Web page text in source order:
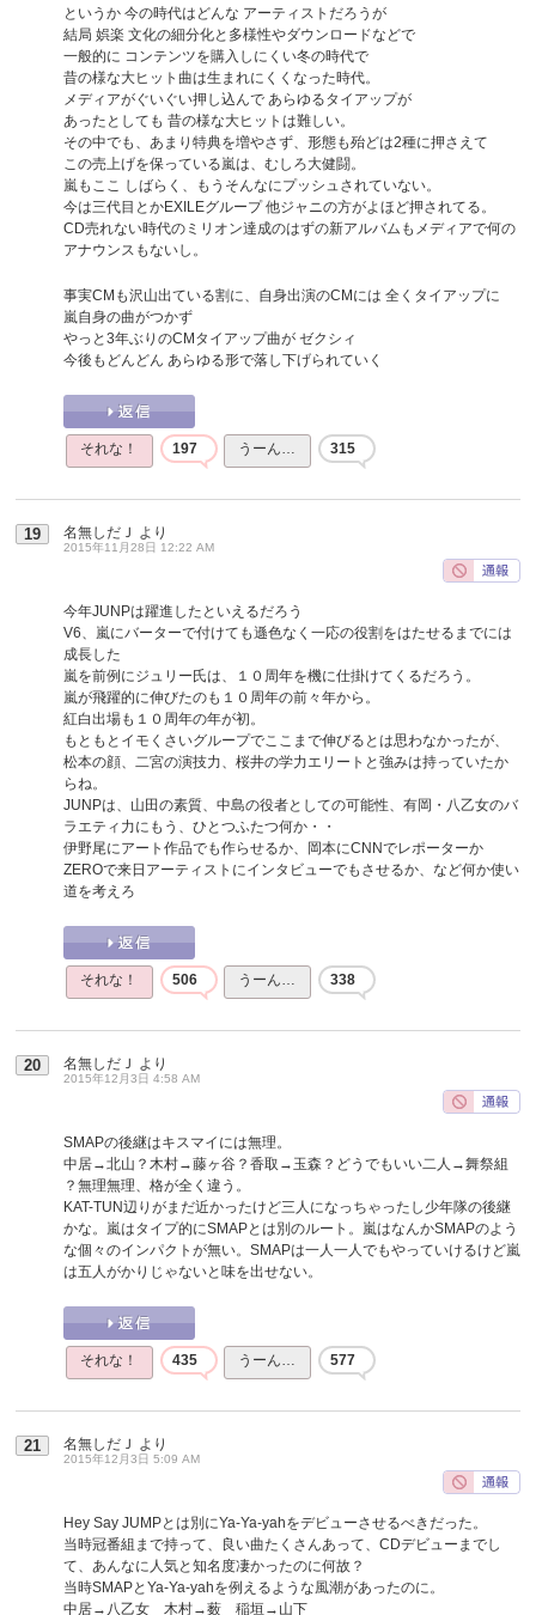
というか 今の時代はどんな アーティストだろうが
結局 娯楽 文化の細分化と多様性やダウンロードなどで
一般的に コンテンツを購入しにくい冬の時代で
昔の様な大ヒット曲は生まれにくくなった時代。
メディアがぐいぐい押し込んで あらゆるタイアップが
あったとしても 昔の様な大ヒットは難しい。
その中でも、あまり特典を増やさず、形態も殆どは2種に押さえて
この売上げを保っている嵐は、むしろ大健闘。
嵐もここ しばらく、もうそんなにプッシュされていない。
今は三代目とかEXILEグループ 他ジャニの方がよほど押されてる。
CD売れない時代のミリオン達成のはずの新アルバムもメディアで何の
アナウンスもないし。
事実CMも沢山出ている割に、自身出演のCMには 全くタイアップに
嵐自身の曲がつかず
やっと3年ぶりのCMタイアップ曲が ゼクシィ
今後もどんどん あらゆる形で落し下げられていく
それな！ 197 うーん… 315
19 名無しだＪ より
2015年11月28日 12:22 AM
今年JUNPは躍進したといえるだろう
V6、嵐にバーターで付けても遜色なく一応の役割をはたせるまでには
成長した
嵐を前例にジュリー氏は、１０周年を機に仕掛けてくるだろう。
嵐が飛躍的に伸びたのも１０周年の前々年から。
紅白出場も１０周年の年が初。
もともとイモくさいグループでここまで伸びるとは思わなかったが、
松本の顔、二宮の演技力、桜井の学力エリートと強みは持っていたか
らね。
JUNPは、山田の素質、中島の役者としての可能性、有岡・八乙女のバ
ラエティ力にもう、ひとつふたつ何か・・
伊野尾にアート作品でも作らせるか、岡本にCNNでレポーターか
ZEROで来日アーティストにインタビューでもさせるか、など何か使い
道を考えろ
それな！ 506 うーん… 338
20 名無しだＪ より
2015年12月3日 4:58 AM
SMAPの後継はキスマイには無理。
中居→北山？木村→藤ヶ谷？香取→玉森？どうでもいい二人→舞祭組
？無理無理、格が全く違う。
KAT-TUN辺りがまだ近かったけど三人になっちゃったし少年隊の後継
かな。嵐はタイプ的にSMAPとは別のルート。嵐はなんかSMAPのよう
な個々のインパクトが無い。SMAPは一人一人でもやっていけるけど嵐
は五人がかりじゃないと味を出せない。
それな！ 435 うーん… 577
21 名無しだＪ より
2015年12月3日 5:09 AM
Hey Say JUMPとは別にYa-Ya-yahをデビューさせるべきだった。
当時冠番組まで持って、良い曲たくさんあって、CDデビューまでし
て、あんなに人気と知名度凄かったのに何故？
当時SMAPとYa-Ya-yahを例えるような風潮があったのに。
中居→八乙女 木村→薮 稲垣→山下